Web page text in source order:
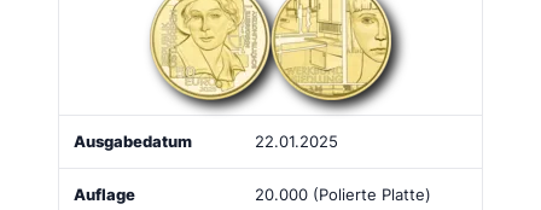
22.01.2025
20.000 (Polierte Platte)